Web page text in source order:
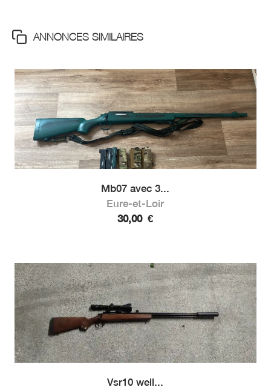
ANNONCES SIMILAIRES
Mb07 avec 3...
Eure-et-Loir
30,00 €
Vsr10 well...